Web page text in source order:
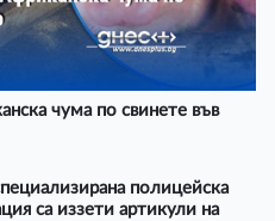
чума по свинете във
полицейска
са иззети артикули на